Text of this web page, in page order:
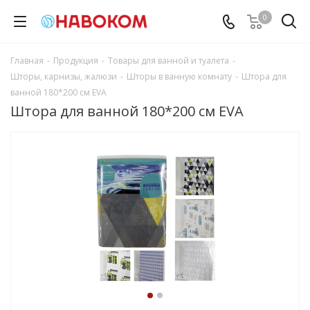
0
Главная - Продукция - Товары для ванной и туалета -
Шторы, карнизы, жалюзи - Шторы в ванную комнату - Штора для
ванной 180*200 см EVA
Штора для ванной 180*200 см EVA